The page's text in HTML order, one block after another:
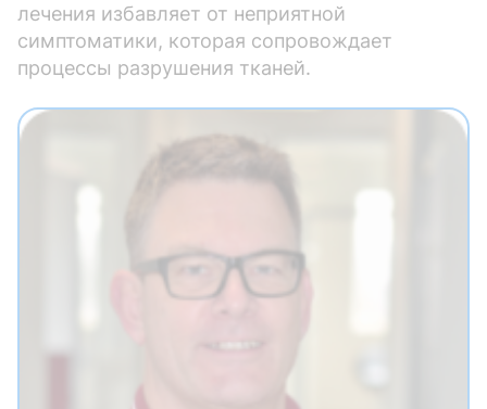
лечения избавляет от неприятной
симптоматики, которая сопровождает
процессы разрушения тканей.